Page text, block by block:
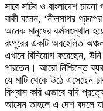
সাবে সচিব ও বাংলাদেশ
বাকী বলেন, ‘নীলসাগর
অনেক মানুষের কর্মসংস্থান
রংপুরের একটি অবহেলিত
এখানে বিনিয়োগ করেছেন,
পারতেন। আরো নিশ্চিন্তে
যে মাটি থেকে উঠে এসেছেন
বিশ্বাস করি এভাবে যদি
আসেন তাহলে এ দেশ বদলে